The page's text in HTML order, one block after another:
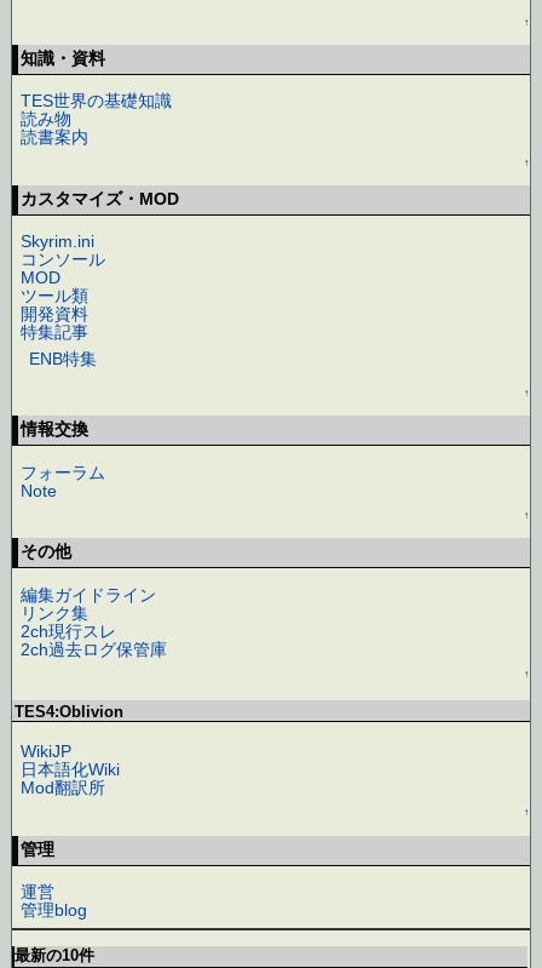
↑
知識・資料
TES世界の基礎知識
読み物
読書案内
↑
カスタマイズ・MOD
Skyrim.ini
コンソール
MOD
ツール類
開発資料
特集記事
ENB特集
↑
情報交換
フォーラム
Note
↑
その他
編集ガイドライン
リンク集
2ch現行スレ
2ch過去ログ保管庫
↑
TES4:Oblivion
WikiJP
日本語化Wiki
Mod翻訳所
↑
管理
運営
管理blog
最新の10件